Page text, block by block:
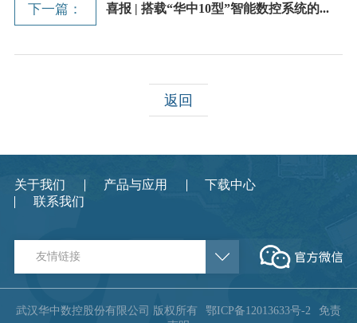
下一篇： 喜报 | 搭载“华中10型”智能数控系统的...
返回
关于我们 产品与应用
下载中心
联系我们
友情链接
武汉华中数控股份有限公司 版权所有 鄂ICP备12013633号-2
免责